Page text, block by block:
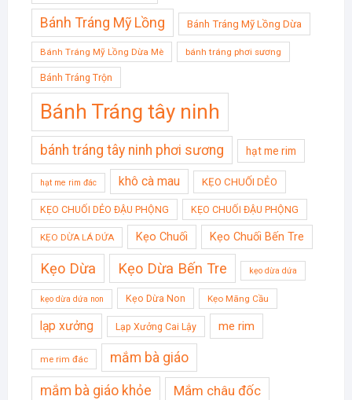
Bánh Tráng Mỹ Lồng Bánh Tráng Mỹ Lồng Dừa
Bánh Tráng Mỹ Lồng Dừa Mè bánh tráng phơi sương
Bánh Tráng Trộn
Bánh Tráng tây ninh
bánh tráng tây ninh phơi sương hạt me rim
hạt me rim đác khô cà mau KẸO CHUỐI DẺO
KẸO CHUỐI DẺO ĐẬU PHỘNG KẸO CHUỐI ĐẬU PHỘNG
KẸO DỪA LÁ DỨA Kẹo Chuối Kẹo Chuối Bến Tre
Kẹo Dừa Kẹo Dừa Bến Tre kẹo dừa dứa
kẹo dừa dứa non Kẹo Dừa Non Kẹo Mãng Cầu
lạp xưởng Lạp Xưởng Cai Lậy me rim
me rim đác mắm bà giáo
mắm bà giáo khỏe Mắm châu đốc